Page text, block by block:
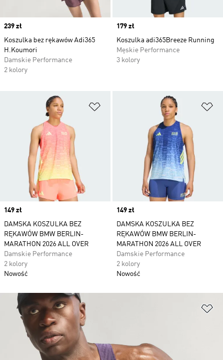
Price
239 zł
Koszulka bez rękawów Adi365
H.Koumori
Damskie Performance
2 kolory
Price
179 zł
Koszulka adi365Breeze Running
Męskie Performance
3 kolory
Dodaj do listy życzeń
Price
149 zł
DAMSKA KOSZULKA BEZ
RĘKAWÓW BMW BERLIN-
MARATHON 2026 ALL OVER
Damskie Performance
2 kolory
Nowość
Price
149 zł
DAMSKA KOSZULKA BEZ
RĘKAWÓW BMW BERLIN-
MARATHON 2026 ALL OVER
Damskie Performance
2 kolory
Nowość